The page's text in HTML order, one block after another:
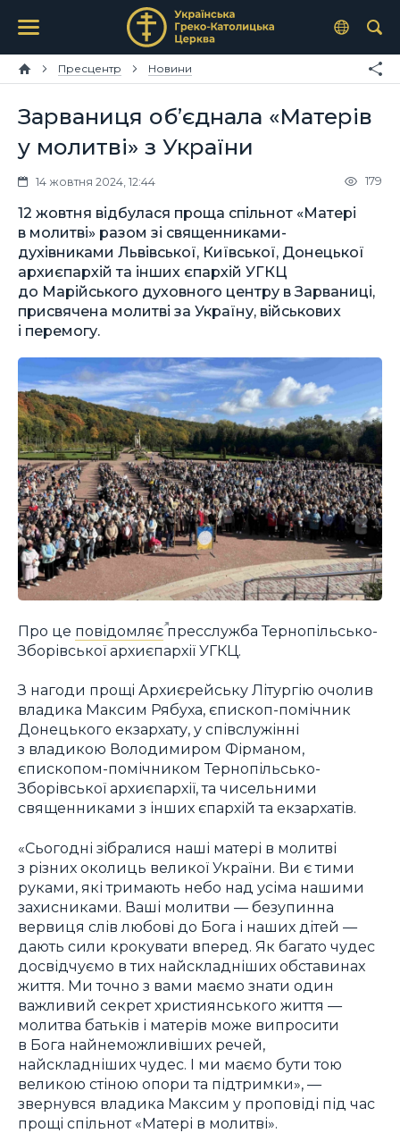
Пресцентр Новини
Зарваниця об’єднала «Матерів
у молитві» з України
14 жовтня 2024, 12:44 179
12 жовтня відбулася проща спільнот «Матері
в молитві» разом зі священниками-
духівниками Львівської, Київської, Донецької
архиєпархій та інших єпархій УГКЦ
до Марійського духовного центру в Зарваниці,
присвячена молитві за Україну, військових
і перемогу.
Про це повідомляєпресслужба Тернопільсько-
Зборівської архиєпархії УГКЦ.
З нагоди прощі Архиєрейську Літургію очолив
владика Максим Рябуха, єпископ-помічник
Донецького екзархату, у співслужінні
з владикою Володимиром Фірманом,
єпископом-помічником Тернопільсько-
Зборівської архиєпархії, та чисельними
священниками з інших єпархій та екзархатів.
«Сьогодні зібралися наші матері в молитві
з різних околиць великої України. Ви є тими
руками, які тримають небо над усіма нашими
захисниками. Ваші молитви — безупинна
вервиця слів любові до Бога і наших дітей —
дають сили крокувати вперед. Як багато чудес
досвідчуємо в тих найскладніших обставинах
життя. Ми точно з вами маємо знати один
важливий секрет християнського життя —
молитва батьків і матерів може випросити
в Бога найнеможливіших речей,
найскладніших чудес. І ми маємо бути тою
великою стіною опори та підтримки», —
звернувся владика Максим у проповіді під час
прощі спільнот «Матері в молитві».